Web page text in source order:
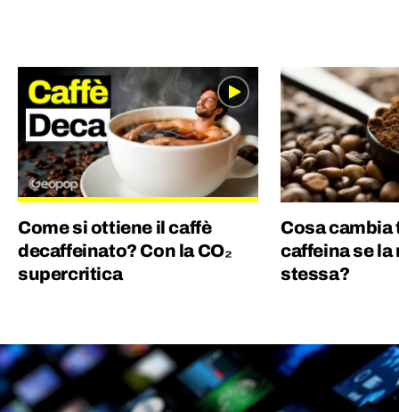
videocamera, un drone o una chitarra al
DeNa e lo renderete felice.
Come si ottiene il caffè
decaffeinato? Con la CO₂
supercritica
Cosa cambia
caffeina se la
stessa?